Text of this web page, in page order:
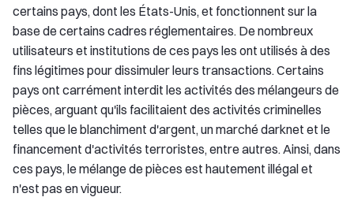
certains pays, dont les États-Unis, et fonctionnent sur la
base de certains cadres réglementaires. De nombreux
utilisateurs et institutions de ces pays les ont utilisés à des
fins légitimes pour dissimuler leurs transactions. Certains
pays ont carrément interdit les activités des mélangeurs de
pièces, arguant qu'ils facilitaient des activités criminelles
telles que le blanchiment d'argent, un marché darknet et le
financement d'activités terroristes, entre autres. Ainsi, dans
ces pays, le mélange de pièces est hautement illégal et
n'est pas en vigueur.